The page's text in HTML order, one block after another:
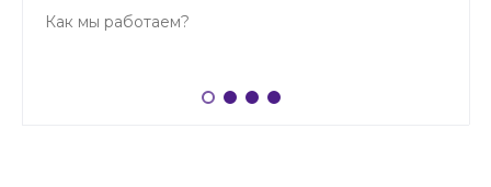
Как мы работаем?